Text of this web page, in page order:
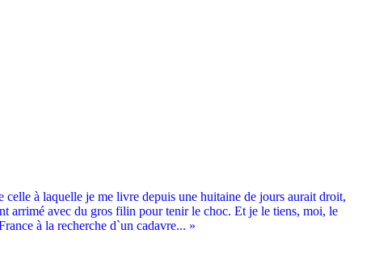
à laquelle je me livre depuis une huitaine de jours aurait droit,
arrimé avec du gros filin pour tenir le choc. Et je le tiens, moi, le
à la recherche d`un cadavre... »